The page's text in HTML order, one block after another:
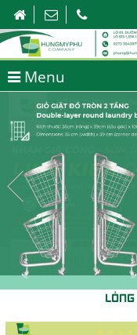
Menu
HƯNG MỸ PHÚ – NHẬN